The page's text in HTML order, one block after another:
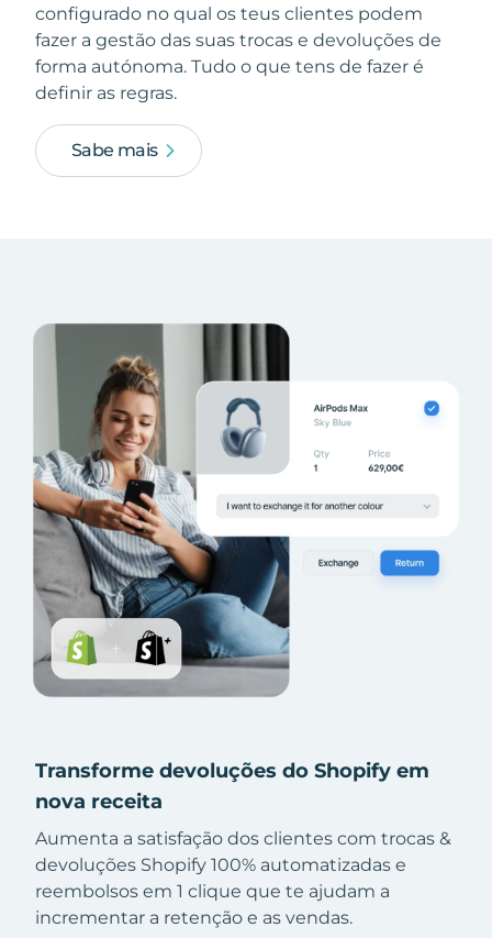
configurado no qual os teus clientes podem
fazer a gestão das suas trocas e devoluções de
forma autónoma. Tudo o que tens de fazer é
definir as regras.
Sabe mais
Transforme devoluções do Shopify em
nova receita
Aumenta a satisfação dos clientes com trocas &
devoluções Shopify 100% automatizadas e
reembolsos em 1 clique que te ajudam a
incrementar a retenção e as vendas.